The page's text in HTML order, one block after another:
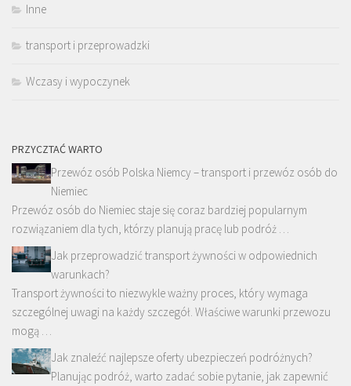
Inne
transport i przeprowadzki
Wczasy i wypoczynek
PRZYCZTAĆ WARTO
Przewóz osób Polska Niemcy – transport i przewóz osób do
Niemiec
Przewóz osób do Niemiec staje się coraz bardziej popularnym
rozwiązaniem dla tych, którzy planują pracę lub podróż …
Jak przeprowadzić transport żywności w odpowiednich
warunkach?
Transport żywności to niezwykle ważny proces, który wymaga
szczególnej uwagi na każdy szczegół. Właściwe warunki przewozu
mogą …
Jak znaleźć najlepsze oferty ubezpieczeń podróżnych?
Planując podróż, warto zadać sobie pytanie, jak zapewnić